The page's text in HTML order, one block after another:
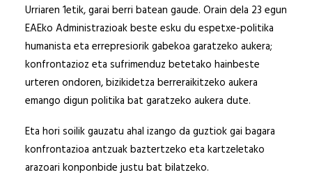
Urriaren 1etik, garai berri batean gaude. Orain dela 23 egun
EAEko Administrazioak beste esku du espetxe-politika
humanista eta errepresiorik gabekoa garatzeko aukera;
konfrontazioz eta sufrimenduz betetako hainbeste
urteren ondoren, bizikidetza berreraikitzeko aukera
emango digun politika bat garatzeko aukera dute.
Eta hori soilik gauzatu ahal izango da guztiok gai bagara
konfrontazioa antzuak baztertzeko eta kartzeletako
arazoari konponbide justu bat bilatzeko.